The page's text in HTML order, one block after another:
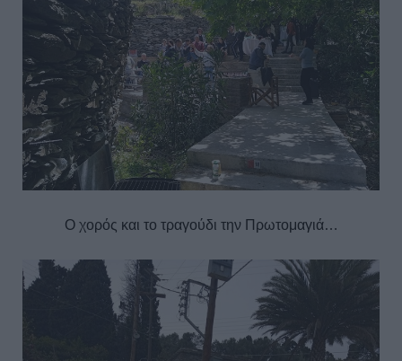
Ο χορός και το τραγούδι την Πρωτομαγιά…